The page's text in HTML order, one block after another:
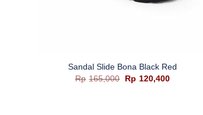
Sandal Slide Bona Black Red
Rp 165,000
Harga
aslinya
Rp 120,400Harga